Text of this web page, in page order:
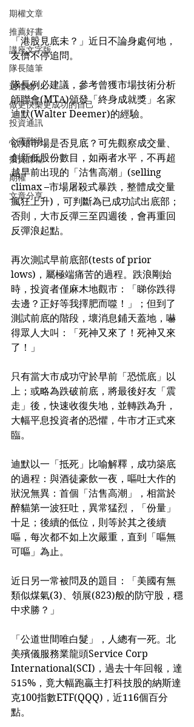
期權文章
推薦好書
講座文字版
隊長隨筆
送禮物
做更快樂更成功的自己
投資通訊
心靈雞湯
投資課程
期權
文章分享
「港股見底未？」近日不論身處何地，
友儕不停追問。
隊長例必建議，參考曾獲市場技術分析
師聯會(MTA)頒發「終身成就獎」名家
迪默(Walter Deemer)的經驗。
欲知市場是否見底？可先觀察成交量、
創新低股份數目，如兩者水平，不再超
越早前出現的「沽售高潮」(selling
climax –市場屠殺式暴跌，整體成交量
瘋狂上升)，可判斷為已成功試出底部；
否則，大市反彈三至四週後，會再重回
反彈浪起點。
再次測試早前底部(tests of prior
lows)，屬極端痛苦的過程。跌浪剛始
時，投資者僅麻木地觀市：「睇你跌得
去邊？正好等我擇肥而噬！」；但到了
測試前底的階段，壞消息鋪天蓋地，嚇
得眾人大叫：「死神又來了！死神又來
了！」
只有當大市成功守於早前「恐慌底」以
上；或略為跌破前底，將最後好友「震
走」後，快速收復失地，並轉跌為升，
大幅平息投資者的恐懼，牛市才正式來
臨。
迪默以一「抵死」比喻解釋，成功築底
的過程：與酒徒豪飲一夜，嘔吐大作的
狀況無異：首個「沽售高潮」，相當於
醉貓第一波狂吐，異常猛烈，「份量」
十足；後續的低位，則等於其之後續
嘔，每次都不如上次嚴重，直到「嘔無
可嘔」為止。
近日另一常被問及的題目：「美國有無
類似煤氣(3)、領展(823)般的防守股，穩
中求勝？」
「公道世間唯白髮」，人總有一死。北
美殯儀服務業龍頭Service Corp
International(SCI)，過去十年回報，達
515%，竟大幅跑贏主打科技股的納斯達
克100指數ETF(QQQ)，近116個百分
點。